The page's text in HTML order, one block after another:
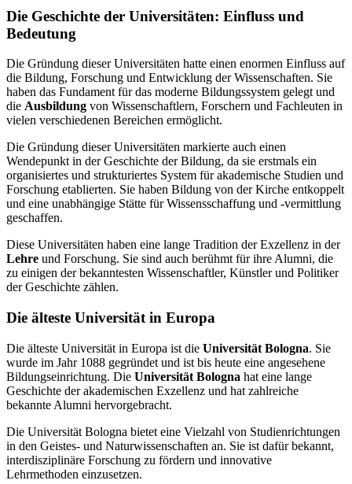
Die Geschichte der Universitäten: Einfluss und
Bedeutung
Die Gründung dieser Universitäten hatte einen enormen Einfluss auf
die Bildung, Forschung und Entwicklung der Wissenschaften. Sie
haben das Fundament für das moderne Bildungssystem gelegt und
die Ausbildung von Wissenschaftlern, Forschern und Fachleuten in
vielen verschiedenen Bereichen ermöglicht.
Die Gründung dieser Universitäten markierte auch einen
Wendepunkt in der Geschichte der Bildung, da sie erstmals ein
organisiertes und strukturiertes System für akademische Studien und
Forschung etablierten. Sie haben Bildung von der Kirche entkoppelt
und eine unabhängige Stätte für Wissensschaffung und -vermittlung
geschaffen.
Diese Universitäten haben eine lange Tradition der Exzellenz in der
Lehre und Forschung. Sie sind auch berühmt für ihre Alumni, die
zu einigen der bekanntesten Wissenschaftler, Künstler und Politiker
der Geschichte zählen.
Die älteste Universität in Europa
Die älteste Universität in Europa ist die Universität Bologna. Sie
wurde im Jahr 1088 gegründet und ist bis heute eine angesehene
Bildungseinrichtung. Die Universität Bologna hat eine lange
Geschichte der akademischen Exzellenz und hat zahlreiche
bekannte Alumni hervorgebracht.
Die Universität Bologna bietet eine Vielzahl von Studienrichtungen
in den Geistes- und Naturwissenschaften an. Sie ist dafür bekannt,
interdisziplinäre Forschung zu fördern und innovative
Lehrmethoden einzusetzen.